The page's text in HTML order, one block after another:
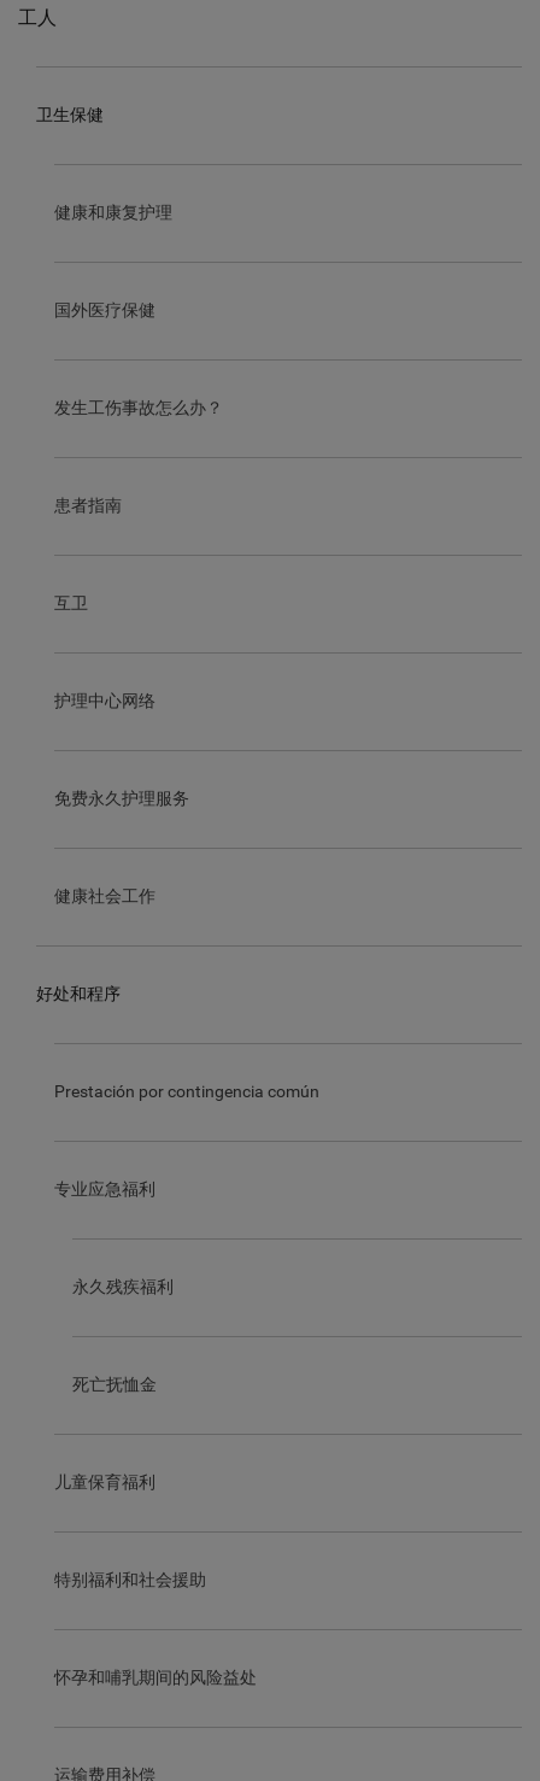
工人
卫生保健
健康和康复护理
国外医疗保健
发生工伤事故怎么办？
患者指南
互卫
护理中心网络
免费永久护理服务
健康社会工作
好处和程序
Prestación por contingencia común
专业应急福利
永久残疾福利
死亡抚恤金
儿童保育福利
特别福利和社会援助
怀孕和哺乳期间的风险益处
运输费用补偿